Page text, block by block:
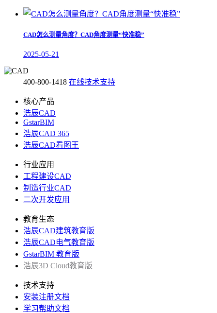
CAD怎么测量角度？CAD角度测量“快准稳”
2025-05-21
400-800-1418 在线技术支持
核心产品
浩辰CAD
GstarBIM
浩辰CAD 365
浩辰CAD看图王
行业应用
工程建设CAD
制造行业CAD
二次开发应用
教育生态
浩辰CAD建筑教育版
浩辰CAD电气教育版
GstarBIM 教育版
浩辰3D Cloud教育版
技术支持
安装注册文档
学习帮助文档